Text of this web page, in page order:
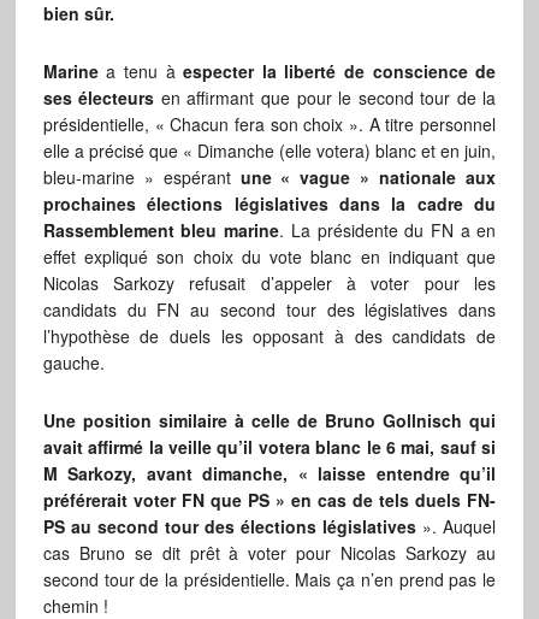
bien sûr.
Marinea tenu àespecter la liberté de conscience de
ses électeurs en affirmant que pour le second tour de la
présidentielle, « Chacun fera son choix ». A titre personnel
elle a précisé que « Dimanche (elle votera) blanc et en juin,
bleu-marine » espérant une « vague » nationale aux
prochaines élections législatives dans la cadre du
Rassemblement bleu marine. La présidente du FN a en
effet expliqué son choix du vote blanc en indiquant que
Nicolas Sarkozy refusait d’appeler à voter pour les
candidats du FN au second tour des législatives dans
l’hypothèse de duels les opposant à des candidats de
gauche.
Une position similaire à celle de Bruno Gollnisch qui
avait affirmé la veille qu’il votera blanc le 6 mai, sauf si
M Sarkozy, avant dimanche, « laisse entendre qu’il
préférerait voter FN que PS » en cas de tels duels FN-
PS au second tour des élections législatives ». Auquel
cas Bruno se dit prêt à voter pour Nicolas Sarkozy au
second tour de la présidentielle. Mais ça n’en prend pas le
chemin !